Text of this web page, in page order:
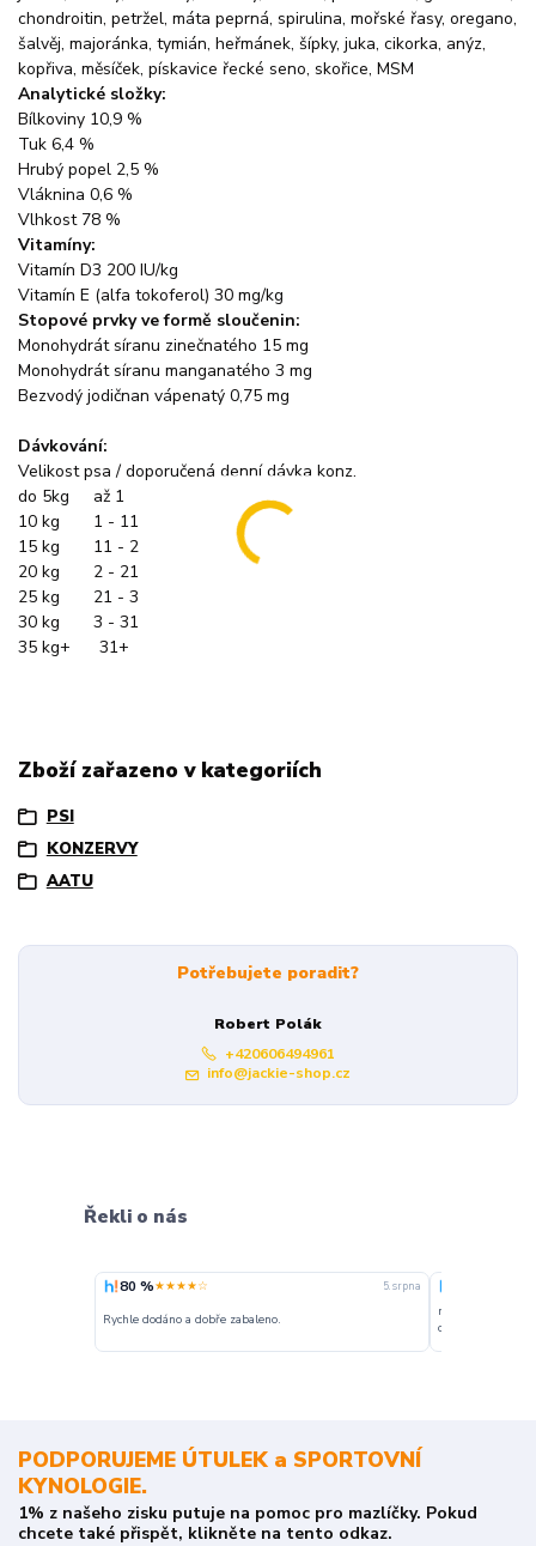
chondroitin, petržel, máta peprná, spirulina, mořské řasy, oregano,
šalvěj, majoránka, tymián, heřmánek, šípky, juka, cikorka, anýz,
kopřiva, měsíček, pískavice řecké seno, skořice, MSM
Analytické složky:
Bílkoviny 10,9 %
Tuk 6,4 %
Hrubý popel 2,5 %
Vláknina 0,6 %
Vlhkost 78 %
Vitamíny:
Vitamín D3 200 IU/kg
Vitamín E (alfa tokoferol) 30 mg/kg
Stopové prvky ve formě sloučenin:
Monohydrát síranu zinečnatého 15 mg
Monohydrát síranu manganatého 3 mg
Bezvodý jodičnan vápenatý 0,75 mg
Dávkování:
Velikost psa / doporučená denní dávka konz.
do 5kg až 1
10 kg 1 - 11
15 kg 11 - 2
20 kg 2 - 21
25 kg 21 - 3
30 kg 3 - 31
35 kg+ 31+
Zboží zařazeno v kategoriích
PSI
KONZERVY
AATU
Potřebujete poradit?
Robert Polák
+420606494961
info@jackie-shop.cz
Řekli o nás
80 %★★★★☆ 5. srpna
Rychle dodáno a dobře zabaleno.
nakupuji
o stavu
PODPORUJEME ÚTULEK a SPORTOVNÍ
KYNOLOGIE.
1% z našeho zisku putuje na pomoc pro mazlíčky. Pokud
chcete také přispět, klikněte na tento odkaz.